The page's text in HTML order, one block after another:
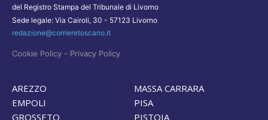
del Registro Stampa del Tribunale di Livorno
Sede legale: Via Cairoli, 30 - 57123 Livorno
redazione@corrieretoscano.it
Cookie Policy - Privacy Policy
AREZZO
EMPOLI
GROSSETO
MASSA CARRARA
PISA
PISTOIA